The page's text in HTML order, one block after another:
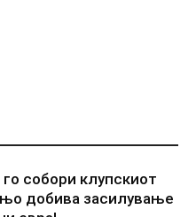
собори клупскиот
добива засилување